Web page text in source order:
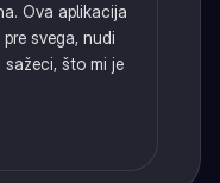
Ova aplikacija
svega, nudi
što mi je